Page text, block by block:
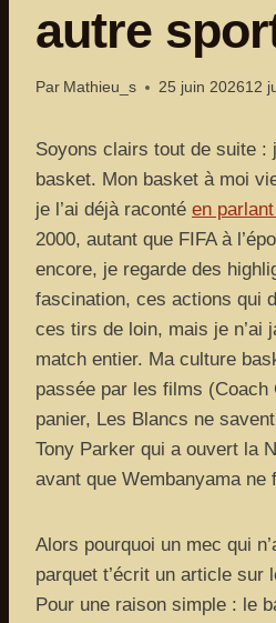
autre
Par Mathieu_s 25 juin 202612
Soyons clairs tout de suite :
basket. Mon basket à moi
je l’ai déjà raconté en
2000, autant que FIFA à
encore, je regarde des
fascination, ces actions qui
ces tirs de loin, mais je n’ai
match entier. Ma culture
passée par les films (Coach
panier, Les Blancs ne
Tony Parker qui a ouvert la
avant que Wembanyama
Alors pourquoi un mec qui
parquet t’écrit un article sur
Pour une raison simple : le